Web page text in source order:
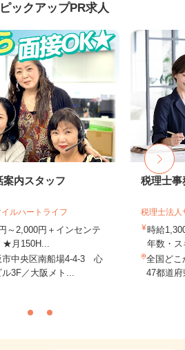
ックアップPR求人
案内スタッフ
ルハートライフ
～2,000円＋インセンテ
月150H...
市中央区南船場4-4-3 心
3F／大阪メト...
税理士事
税理士法人
時給
年数・
全国どこ
47都道